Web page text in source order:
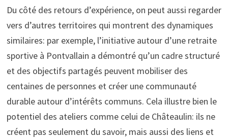
Du côté des retours d’expérience, on peut aussi regarder
vers d’autres territoires qui montrent des dynamiques
similaires: par exemple, l’initiative autour d’une retraite
sportive à Pontvallain a démontré qu’un cadre structuré
et des objectifs partagés peuvent mobiliser des
centaines de personnes et créer une communauté
durable autour d’intérêts communs. Cela illustre bien le
potentiel des ateliers comme celui de Châteaulin: ils ne
créent pas seulement du savoir, mais aussi des liens et